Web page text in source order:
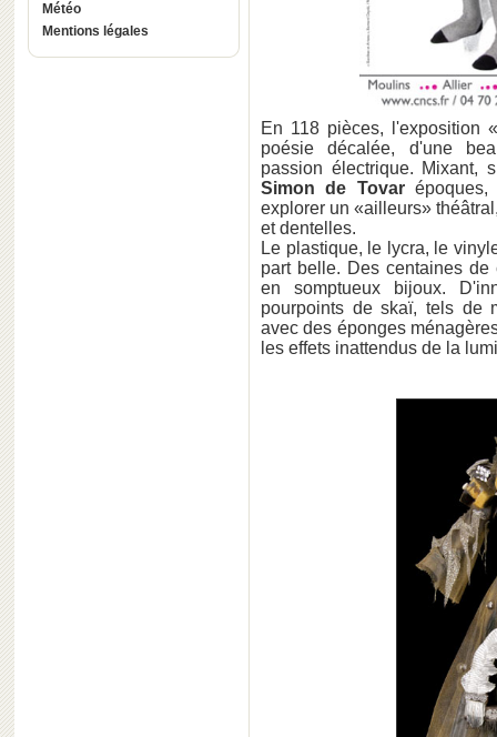
Météo
Mentions légales
En 118 pièces, l'exposition
poésie décalée, d'une
passion électrique. Mixant,
Simon de Tovarépoques,
explorer un «ailleurs»
et dentelles.
Le plastique, le lycra, le
part belle. Des centaines
en somptueux bijoux.
pourpoints de skaï, tels de
avec des éponges
les effets inattendus de la